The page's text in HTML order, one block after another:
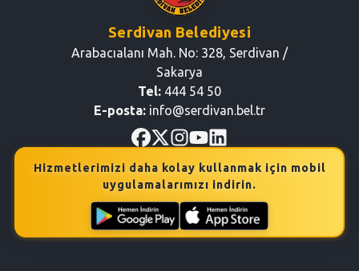
Serdivan Belediyesi
Arabacıalanı Mah. No: 328, Serdivan /
Sakarya
Tel: 444 54 50
E-posta: info@serdivan.bel.tr
Hizmetlerimizi daha kolay kullanmak için mobil
uygulamalarımızı indirin.